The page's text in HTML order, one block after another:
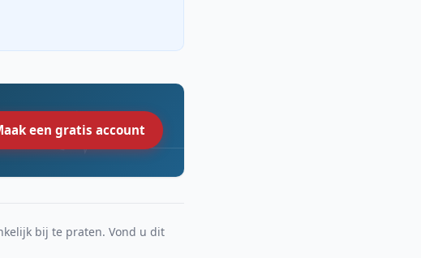
een gratis account
bij te praten. Vond u dit